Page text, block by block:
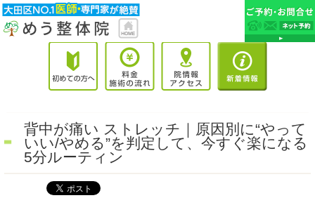
背中が痛い ストレッチ｜原因別に“やって
いい/やめる”を判定して、今すぐ楽になる
5分ルーティン